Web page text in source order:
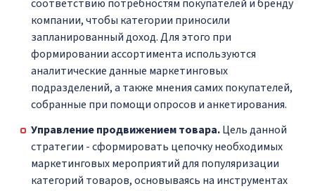
соответствию потребностям покупателей и бренду
компании, чтобы категории приносили
запланированный доход. Для этого при
формировании ассортимента используются
аналитические данные маркетинговых
подразделений, а также мнения самих покупателей,
собранные при помощи опросов и анкетирования.
Управление продвижением товара.Цель данной
стратегии - сформировать цепочку необходимых
маркетинговых мероприятий для популяризации
категорий товаров, основываясь на инструментах